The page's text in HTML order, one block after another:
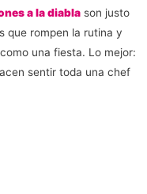
a la diabla son justo
que rompen la rutina y
una fiesta. Lo mejor:
sentir toda una chef